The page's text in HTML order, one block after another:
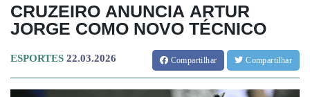
CRUZEIRO ANUNCIA ARTUR
JORGE COMO NOVO TÉCNICO
ESPORTES 22.03.2026 Compartilhar Compartilhar